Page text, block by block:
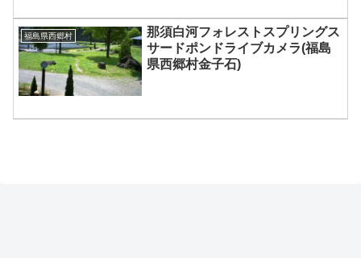
福島県西郷村
那須白河フォレストスプリングス
サードポンドライブカメラ(福島
県西郷村金子石)